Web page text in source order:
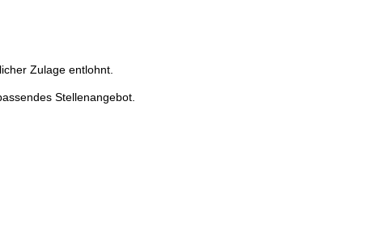
Zulage entlohnt.
Stellenangebot.